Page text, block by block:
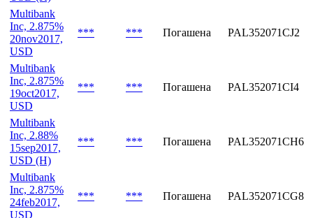
Multibank
Inc, 3%
30jan2018,
USD (K)
*** *** Погашена PAL352071CK0
Multibank
Inc, 2.875%
20nov2017,
USD
*** *** Погашена PAL352071CJ2
Multibank
Inc, 2.875%
19oct2017,
USD
*** *** Погашена PAL352071CI4
Multibank
Inc, 2.88%
15sep2017,
USD (H)
*** *** Погашена PAL352071CH6